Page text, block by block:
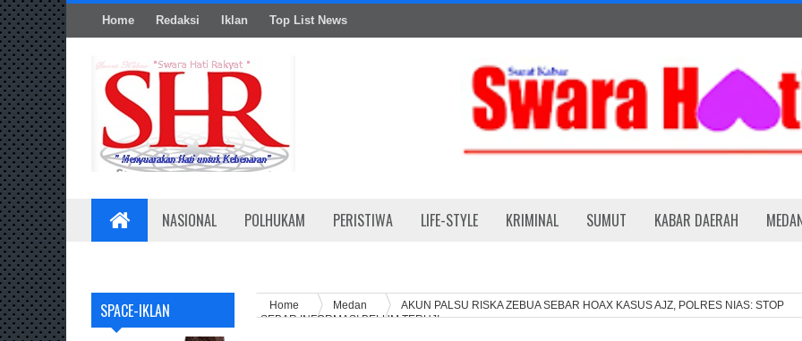
Home Redaksi Iklan Top List News
NASIONAL POLHUKAM PERISTIWA LIFE-STYLE KRIMINAL SUMUT KABAR DAERAH
SPACE-IKLAN Home Medan
AKUN PALSU RISKA ZEBUA SEBAR HOAX KASUS AJZ, POLRES NIAS: STOP
SEBAR INFORMASI BELUM TERUJI